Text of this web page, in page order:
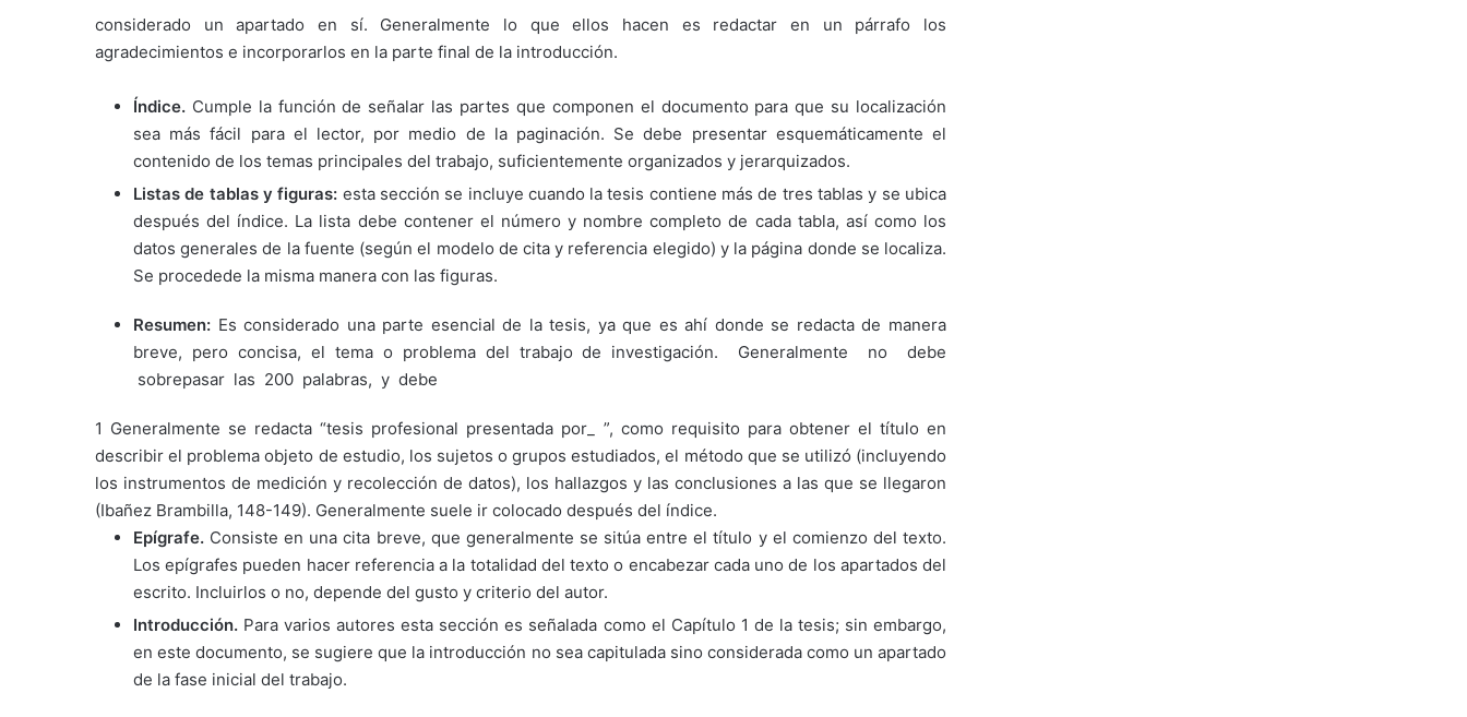
considerado un apartado en sí. Generalmente lo que ellos hacen es redactar en un párrafo los
agradecimientos e incorporarlos en la parte final de la introducción.
Índice. Cumple la función de señalar las partes que componen el documento para que su localización
sea más fácil para el lector, por medio de la paginación. Se debe presentar esquemáticamente el
contenido de los temas principales del trabajo, suficientemente organizados y jerarquizados.
Listas de tablas y figuras: esta sección se incluye cuando la tesis contiene más de tres tablas y se ubica
después del índice. La lista debe contener el número y nombre completo de cada tabla, así como los
datos generales de la fuente (según el modelo de cita y referencia elegido) y la página donde se localiza.
Se procedede la misma manera con las figuras.
Resumen: Es considerado una parte esencial de la tesis, ya que es ahí donde se redacta de manera
breve, pero concisa, el tema o problema del trabajo de investigación. Generalmente no debe
sobrepasar las 200 palabras, y debe
1 Generalmente se redacta “tesis profesional presentada por_ ”, como requisito para obtener el título en
describir el problema objeto de estudio, los sujetos o grupos estudiados, el método que se utilizó (incluyendo
los instrumentos de medición y recolección de datos), los hallazgos y las conclusiones a las que se llegaron
(Ibañez Brambilla, 148-149). Generalmente suele ir colocado después del índice.
Epígrafe. Consiste en una cita breve, que generalmente se sitúa entre el título y el comienzo del texto.
Los epígrafes pueden hacer referencia a la totalidad del texto o encabezar cada uno de los apartados del
escrito. Incluirlos o no, depende del gusto y criterio del autor.
Introducción. Para varios autores esta sección es señalada como el Capítulo 1 de la tesis; sin embargo,
en este documento, se sugiere que la introducción no sea capitulada sino considerada como un apartado
de la fase inicial del trabajo.